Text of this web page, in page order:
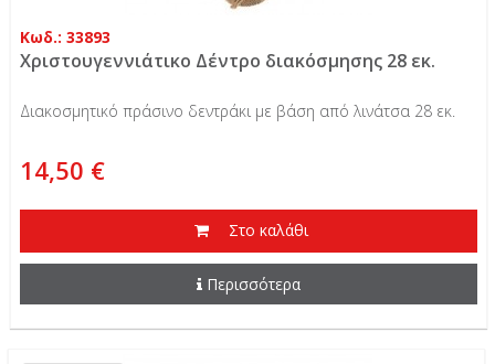
Κωδ.: 33893
Χριστουγεννιάτικο Δέντρο διακόσμησης 28 εκ.
Διακοσμητικό πράσινο δεντράκι με βάση από λινάτσα 28 εκ.
14,50 €
Στο καλάθι
Περισσότερα